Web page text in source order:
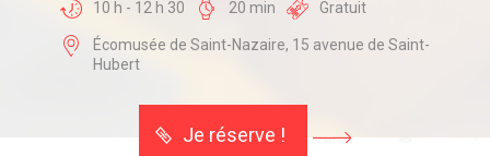
10 h - 12 h 30 20 min Gratuit
Écomusée de Saint-Nazaire, 15 avenue de Saint-
Hubert
Je réserve !